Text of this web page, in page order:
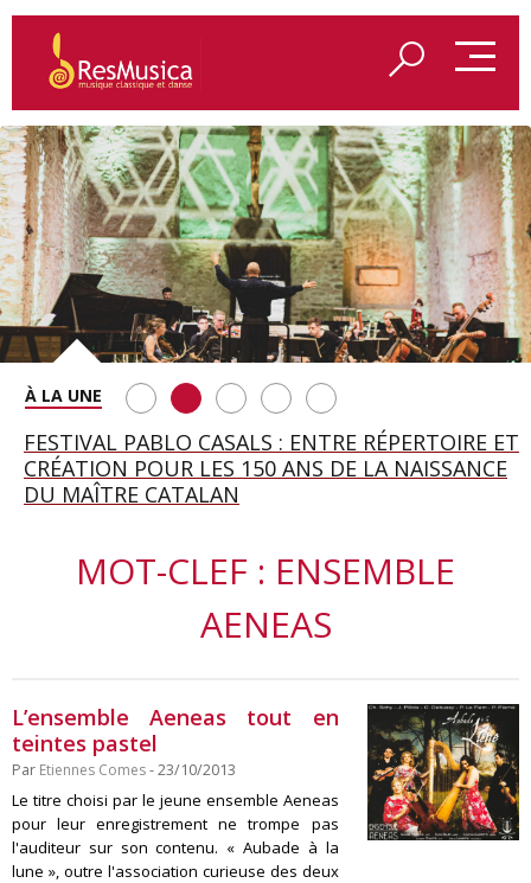
SAINT FRANÇOIS D’ASSISE À SALZBOURG, UNE
SOIRÉE IMMENSE PORTÉE PAR ROMEO
CASTELLUCCI ET MAXIME PASCAL
FESTIVAL PABLO CASALS : ENTRE RÉPERTOIRE ET
CRÉATION POUR LES 150 ANS DE LA NAISSANCE
DU MAÎTRE CATALAN
A BAYREUTH, LE 150E ANNIVERSAIRE DU RING
WAGNÉRIEN GÉNÉRÉ PAR L’IA
BETSY JOLAS FÊTE SON CENTIÈME
ANNIVERSAIRE
GEORGE BENJAMIN : « MES PARENTS AVAIENT
CETTE EXIGENCE DE L’OBJET CISELÉ »
MOT-CLEF : ENSEMBLE
AENEAS
L’ensemble Aeneas tout en
teintes pastel
Par Etiennes Comes- 23/10/2013
Le titre choisi par le jeune ensemble Aeneas
pour leur enregistrement ne trompe pas
l'auditeur sur son contenu. « Aubade à la
lune », outre l'association curieuse des deux